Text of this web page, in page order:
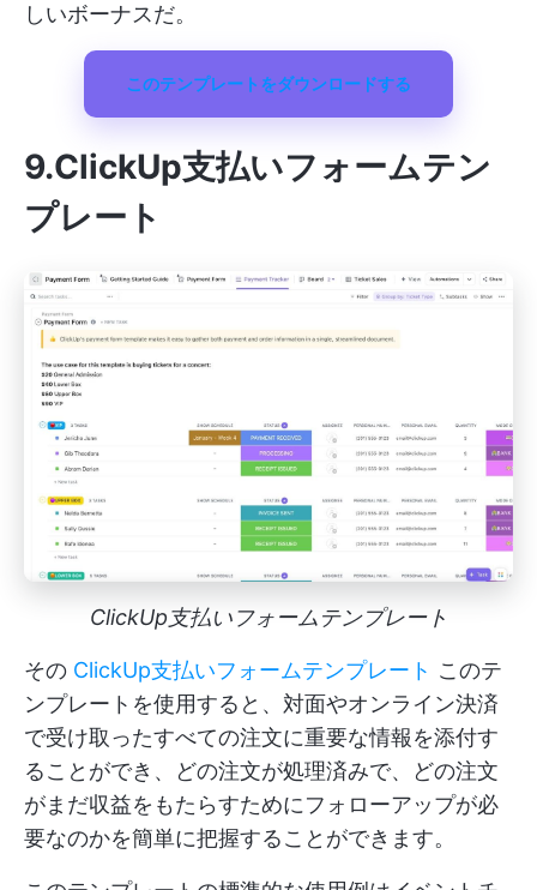
しいボーナスだ。
このテンプレートをダウンロードする
9.ClickUp支払いフォームテン
プレート
ClickUp支払いフォームテンプレート
その ClickUp支払いフォームテンプレート このテ
ンプレートを使用すると、対面やオンライン決済
で受け取ったすべての注文に重要な情報を添付す
ることができ、どの注文が処理済みで、どの注文
がまだ収益をもたらすためにフォローアップが必
要なのかを簡単に把握することができます。